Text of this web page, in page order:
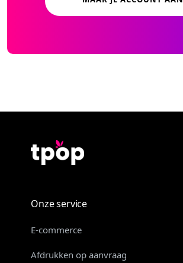
Onze service
E-commerce
Afdrukken op aanvraag